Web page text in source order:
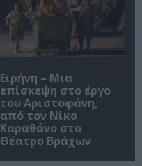
Ειρήνη – Μια
επίσκεψη στο έργο
του Αριστοφάνη,
από τον Νίκο
Καραθάνο στο
Θέατρο Βράχων